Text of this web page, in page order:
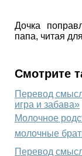
Дочка
папа, читая
Смотрите
Перевод
игра и забава»
Молочное
Перевод